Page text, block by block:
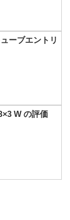
ーブエントリ
W の評価